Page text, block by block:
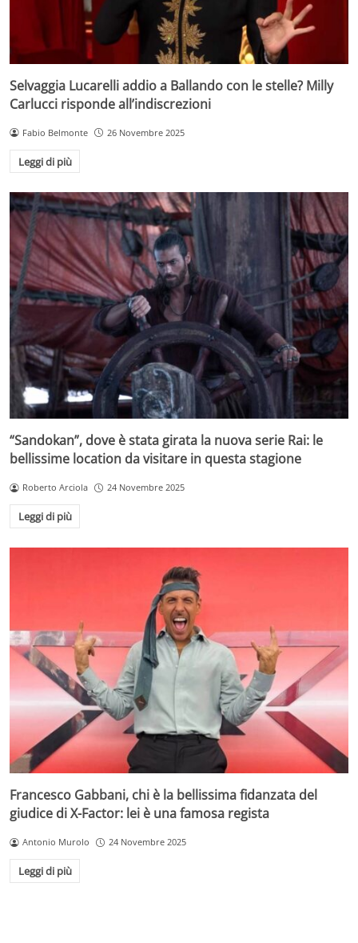
Selvaggia Lucarelli addio a Ballando con le stelle? Milly
Carlucci risponde all’indiscrezioni
Fabio Belmonte 26 Novembre 2025
Leggi di più
“Sandokan”, dove è stata girata la nuova serie Rai: le
bellissime location da visitare in questa stagione
Roberto Arciola 24 Novembre 2025
Leggi di più
Francesco Gabbani, chi è la bellissima fidanzata del
giudice di X-Factor: lei è una famosa regista
Antonio Murolo 24 Novembre 2025
Leggi di più